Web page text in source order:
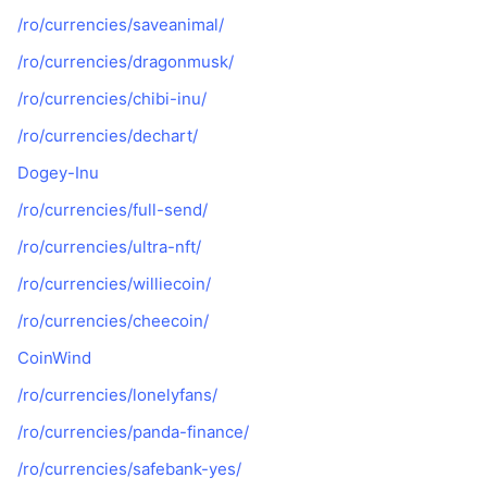
/ro/currencies/saveanimal/
/ro/currencies/dragonmusk/
/ro/currencies/chibi-inu/
/ro/currencies/dechart/
Dogey-Inu
/ro/currencies/full-send/
/ro/currencies/ultra-nft/
/ro/currencies/williecoin/
/ro/currencies/cheecoin/
CoinWind
/ro/currencies/lonelyfans/
/ro/currencies/panda-finance/
/ro/currencies/safebank-yes/